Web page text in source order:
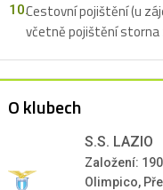
Cestovní pojištění (u
včetně pojištění storna
O klubech
S.S. LAZIO
Založení:
Olimpico,